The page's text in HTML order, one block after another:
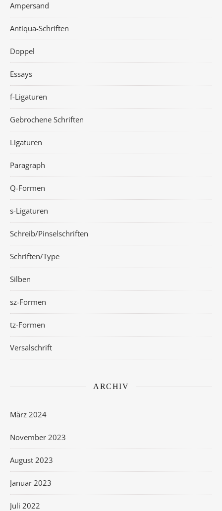
Ampersand
Antiqua-Schriften
Doppel
Essays
f-Ligaturen
Gebrochene Schriften
Ligaturen
Paragraph
Q-Formen
s-Ligaturen
Schreib/Pinselschriften
Schriften/Type
Silben
sz-Formen
tz-Formen
Versalschrift
ARCHIV
März 2024
November 2023
August 2023
Januar 2023
Juli 2022